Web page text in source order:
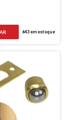
643em estoque